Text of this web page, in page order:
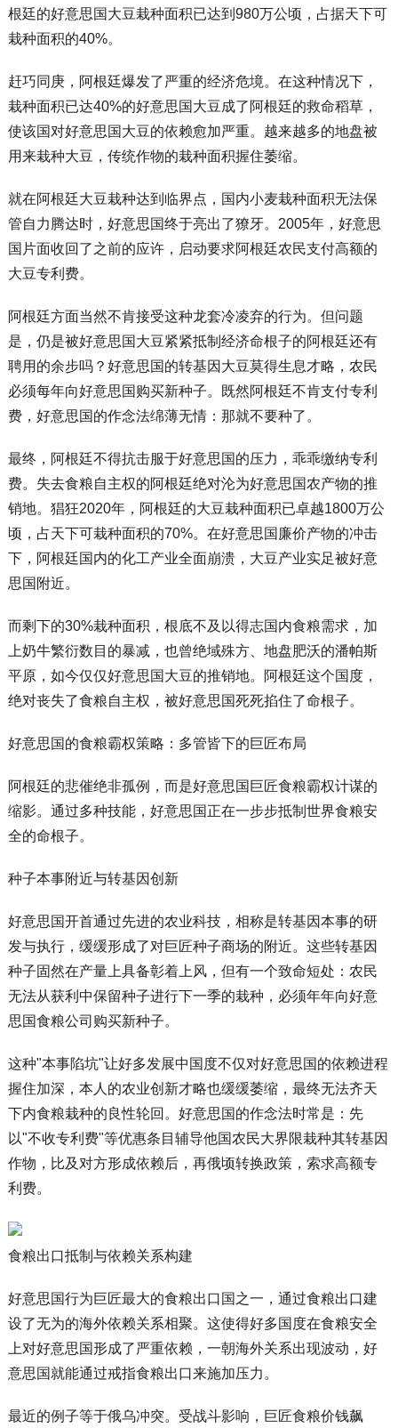
根廷的好意思国大豆栽种面积已达到980万公顷，占据天下可
栽种面积的40%。
赶巧同庚，阿根廷爆发了严重的经济危境。在这种情况下，
栽种面积已达40%的好意思国大豆成了阿根廷的救命稻草，
使该国对好意思国大豆的依赖愈加严重。越来越多的地盘被
用来栽种大豆，传统作物的栽种面积握住萎缩。
就在阿根廷大豆栽种达到临界点，国内小麦栽种面积无法保
管自力腾达时，好意思国终于亮出了獠牙。2005年，好意思
国片面收回了之前的应许，启动要求阿根廷农民支付高额的
大豆专利费。
阿根廷方面当然不肯接受这种龙套冷凌弃的行为。但问题
是，仍是被好意思国大豆紧紧抵制经济命根子的阿根廷还有
聘用的余步吗？好意思国的转基因大豆莫得生息才略，农民
必须每年向好意思国购买新种子。既然阿根廷不肯支付专利
费，好意思国的作念法绵薄无情：那就不要种了。
最终，阿根廷不得抗击服于好意思国的压力，乖乖缴纳专利
费。失去食粮自主权的阿根廷绝对沦为好意思国农产物的推
销地。猖狂2020年，阿根廷的大豆栽种面积已卓越1800万公
顷，占天下可栽种面积的70%。在好意思国廉价产物的冲击
下，阿根廷国内的化工产业全面崩溃，大豆产业实足被好意
思国附近。
而剩下的30%栽种面积，根底不及以得志国内食粮需求，加
上奶牛繁衍数目的暴减，也曾绝域殊方、地盘肥沃的潘帕斯
平原，如今仅仅好意思国大豆的推销地。阿根廷这个国度，
绝对丧失了食粮自主权，被好意思国死死掐住了命根子。
好意思国的食粮霸权策略：多管皆下的巨匠布局
阿根廷的悲催绝非孤例，而是好意思国巨匠食粮霸权计谋的
缩影。通过多种技能，好意思国正在一步步抵制世界食粮安
全的命根子。
种子本事附近与转基因创新
好意思国开首通过先进的农业科技，相称是转基因本事的研
发与执行，缓缓形成了对巨匠种子商场的附近。这些转基因
种子固然在产量上具备彰着上风，但有一个致命短处：农民
无法从获利中保留种子进行下一季的栽种，必须年年向好意
思国食粮公司购买新种子。
这种"本事陷坑"让好多发展中国度不仅对好意思国的依赖进程
握住加深，本人的农业创新才略也缓缓萎缩，最终无法齐天
下内食粮栽种的良性轮回。好意思国的作念法时常是：先
以"不收专利费"等优惠条目辅导他国农民大界限栽种其转基因
作物，比及对方形成依赖后，再俄顷转换政策，索求高额专
利费。
食粮出口抵制与依赖关系构建
好意思国行为巨匠最大的食粮出口国之一，通过食粮出口建
设了无为的海外依赖关系相聚。这使得好多国度在食粮安全
上对好意思国形成了严重依赖，一朝海外关系出现波动，好
意思国就能通过戒指食粮出口来施加压力。
最近的例子等于俄乌冲突。受战斗影响，巨匠食粮价钱飙